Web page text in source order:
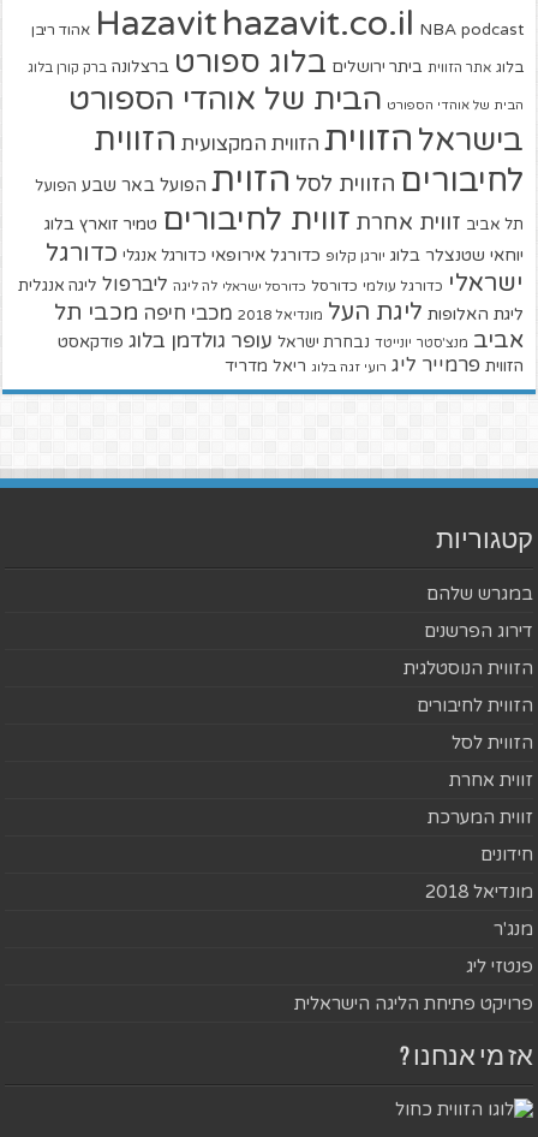
Hazavit hazavit.co.il NBA podcast אהוד ריבן
בלוג אתר הזווית ביתר ירושלים בלוג ספורט ברצלונה ברק קורן בלוג
הבית של אוהדי הספורט הבית של אוהדי הספורט
בישראל הזווית הזווית המקצועית הזווית
לחיבורים הזווית לסל הזוית הפועל באר שבע הפועל
תל אביב זווית אחרת זווית לחיבורים טמיר זוארץ בלוג
יוחאי שטנצלר בלוג יורגן קלופ כדורגל אירופאי כדורגל אנגלי כדורגל
ישראלי כדורגל עולמי כדורסל כדורסל ישראלי לה ליגה ליברפול ליגה אנגלית
ליגת האלופות ליגת העל מונדיאל 2018 מכבי חיפה מכבי תל
אביב מנצ'סטר יונייטד נבחרת ישראל עופר גולדמן בלוג פודקאסט
הזווית פרמייר ליג רועי זגה בלוג ריאל מדריד
קטגוריות
במגרש שלהם
דירוג הפרשנים
הזווית הנוסטלגית
הזווית לחיבורים
הזווית לסל
זווית אחרת
זווית המערכת
חידונים
מונדיאל 2018
מנג'ר
פנטזי ליג
פרויקט פתיחת הליגה הישראלית
אז מי אנחנו ?